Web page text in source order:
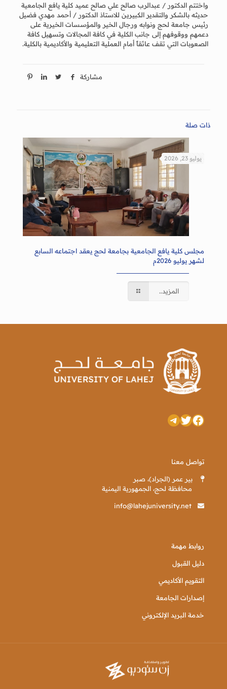
واختتم الدكتور / عبدالرب صالح علي صالح عميد كلية يافع الجامعية
حديثه بالشكر والتقدير الكبيرين للاستاذ الدكتور / أحمد مهدي فضيل
رئيس جامعة لحج ونوابه ورجال الخير والمؤسسات الخيرية على
دعمهم ووقوفهم إلى جانب الكلية في كافة المجالات وتسهيل كافة
الصعوبات التي تقف عائقاً أمام العملية التعليمية والأكاديمية بالكلية.
مشاركة
ذات صلة
يوليو 23, 2026
مجلس كلية يافع الجامعية بجامعة لحج يعقد اجتماعه السابع
لشهر يوليو 2026م
المزيد..
فيسبوك
تويترتيليجرام
تواصل معنا
بير عمر (الجراد)، صبر
محافظة لحج، الجمهورية اليمنية
info@lahejuniversity.net
روابط مهمة
دليل القبول
التقويم الأكاديمي
إصدارات الجامعة
خدمة البريد الإلكتروني